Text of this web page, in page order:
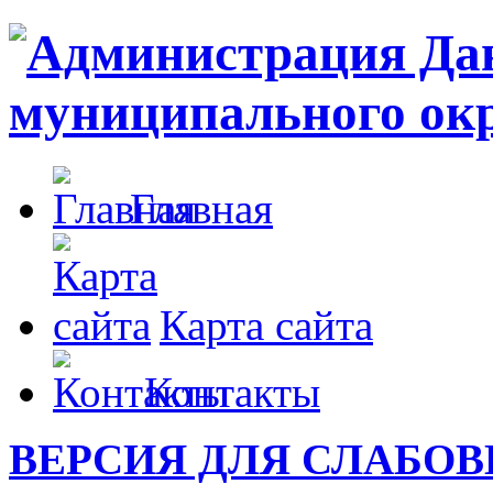
Главная
Карта сайта
Контакты
ВЕРСИЯ ДЛЯ